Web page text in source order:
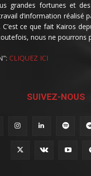
grandes fortunes et
d’information réalisé
C’est ce que fait Kairos
nous ne pourrons
CLIQUEZ ICI
SUIVEZ-NOUS